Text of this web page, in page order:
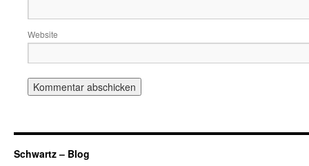
Website
Schwartz – Blog